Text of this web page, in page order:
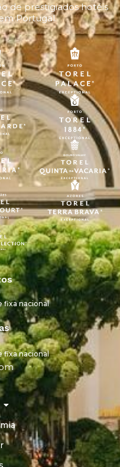
de prestigiados hotéis
Portugal.
fixa nacional
fixa nacional